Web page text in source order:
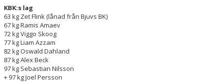
KBK:s lag
63 kg Zet Flink (lånad från Bjuvs BK)
67 kg Ramis Amaev
72 kg Viggo Skoog
77 kg Liam Azzam
82 kg Oswald Dahland
87 kg Alex Beck
97 kg Sebastian Nilsson
+ 97 kg Joel Persson